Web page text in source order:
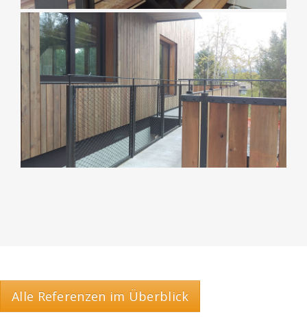
Alle Referenzen im Überblick